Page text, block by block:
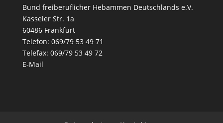
Bund freiberuflicher Hebammen Deutschlands e.V.
Kasseler Str. 1a
60486 Frankfurt
Telefon: 069/79 53 49 71
Telefax: 069/79 53 49 72
E-Mail